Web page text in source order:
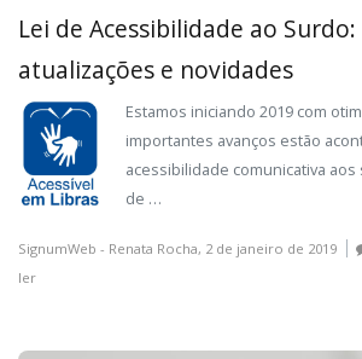
Lei de Acessibilidade ao Surdo:
atualizações e novidades
Estamos iniciando 2019 com
importantes avanços estão
acessibilidade comunicativa
de …
SignumWeb - Renata Rocha, 2 de janeiro de 2019
ler